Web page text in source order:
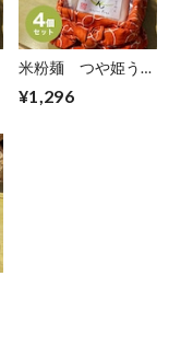
米粉麺 つや姫うど
ト）
¥1,296